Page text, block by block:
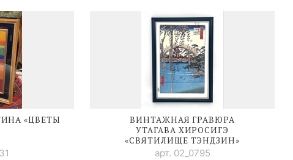
«ЦВЕТЫ
ВИНТАЖНАЯ ГРАВЮРА
УТАГАВА ХИРОСИГЭ
«СВЯТИЛИЩЕ ТЭНДЗИН»
арт. 02_0795